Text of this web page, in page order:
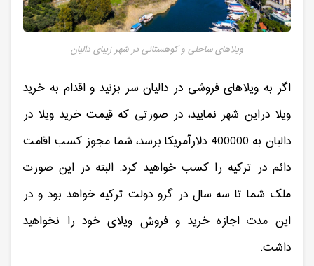
ویلاهای ساحلی و کوهستانی در شهر زیبای دالیان
اگر به ویلاهای فروشی در دالیان سر بزنید و اقدام به خرید
ویلا دراین شهر نمایید، در صورتی که قیمت خرید ویلا در
دالیان به 400000 دلارآمریکا برسد، شما مجوز کسب اقامت
دائم در ترکیه را کسب خواهید کرد. البته در این صورت
ملک شما تا سه سال در گرو دولت ترکیه خواهد بود و در
این مدت اجازه خرید و فروش ویلای خود را نخواهید
داشت.